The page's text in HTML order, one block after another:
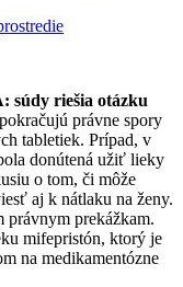
súdy riešia otázku
právne spory
tabletiek. Prípad, v
donútená užiť lieky
o tom, či môže
aj k nátlaku na ženy.
právnym prekážkam.
mifepristón, ktorý je
na medikamentózne